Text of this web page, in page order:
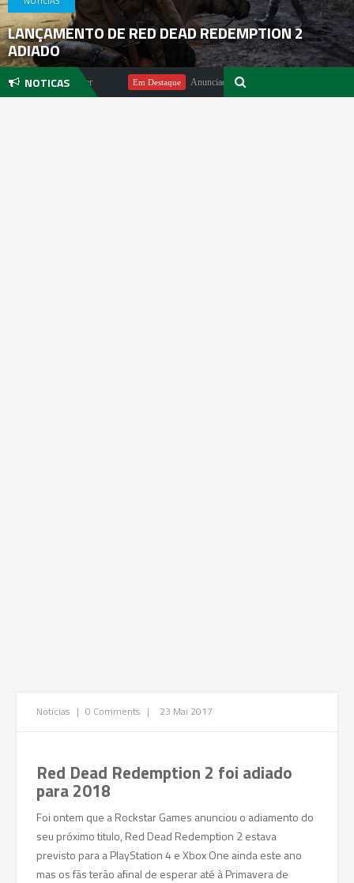
LANÇAMENTO DE RED DEAD REDEMPTION 2
ADIADO
NOTICAS
Pachter Em Destaque Anunciado DualSense The Last of Us Limited
Noticias | 0 Comments | 23 Mai 2017
Red Dead Redemption 2 foi adiado
para 2018
Foi ontem que a Rockstar Games anunciou o adiamento do
seu próximo titulo, Red Dead Redemption 2 estava
previsto para a PlayStation 4 e Xbox One ainda este ano
mas os fãs terão afinal de esperar até à Primavera de